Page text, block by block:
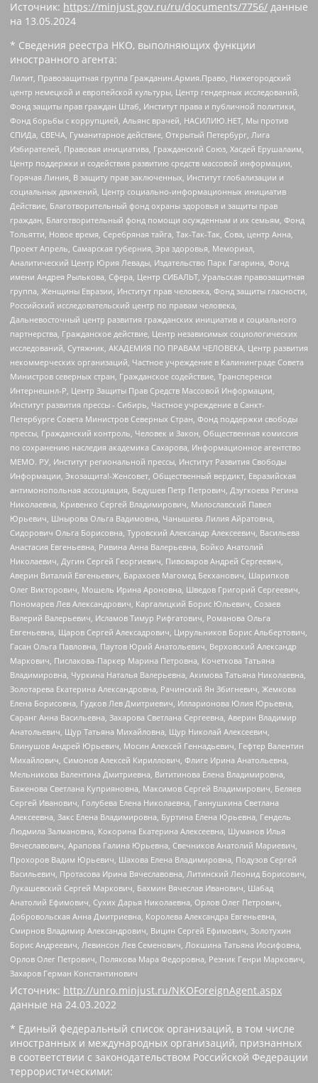
Источник: https://minjust.gov.ru/ru/documents/7756/ данные
на 13.05.2024
* Сведения реестра НКО, выполняющих функции
иностранного агента:
Лилит, Правозащитная группа Гражданин.Армия.Право, Нижегородский
центр немецкой и европейской культуры, Центр гендерных исследований,
Фонд защиты прав граждан Штаб, Институт права и публичной политики,
Фонд борьбы с коррупцией, Альянс врачей, НАСИЛИЮ.НЕТ, Мы против
СПИДа, СВЕЧА, Гуманитарное действие, Открытый Петербург, Лига
Избирателей, Правовая инициатива, Гражданский Союз, Хасдей Ерушалаим,
Центр поддержки и содействия развитию средств массовой информации,
Горячая Линия, В защиту прав заключенных, Институт глобализации и
социальных движений, Центр социально-информационных инициатив
Действие, Благотворительный фонд охраны здоровья и защиты прав
граждан, Благотворительный фонд помощи осужденным и их семьям, Фонд
Тольятти, Новое время, Серебряная тайга, Так-Так-Так, Сова, центр Анна,
Проект Апрель, Самарская губерния, Эра здоровья, Мемориал,
Аналитический Центр Юрия Левады, Издательство Парк Гагарина, Фонд
имени Андрея Рылькова, Сфера, Центр СИБАЛЬТ, Уральская правозащитная
группа, Женщины Евразии, Институт прав человека, Фонд защиты гласности,
Российский исследовательский центр по правам человека,
Дальневосточный центр развития гражданских инициатив и социального
партнерства, Гражданское действие, Центр независимых социологических
исследований, Сутяжник, АКАДЕМИЯ ПО ПРАВАМ ЧЕЛОВЕКА, Центр развития
некоммерческих организаций, Частное учреждение в Калининграде Совета
Министров северных стран, Гражданское содействие, Трансперенси
Интернешнл-Р, Центр Защиты Прав Средств Массовой Информации,
Институт развития прессы - Сибирь, Частное учреждение в Санкт-
Петербурге Совета Министров Северных Стран, Фонд поддержки свободы
прессы, Гражданский контроль, Человек и Закон, Общественная комиссия
по сохранению наследия академика Сахарова, Информационное агентство
МЕМО. РУ, Институт региональной прессы, Институт Развития Свободы
Информации, Экозащита!-Женсовет, Общественный вердикт, Евразийская
антимонопольная ассоциация, Бедушев Петр Петрович, Дзугкоева Регина
Николаевна, Кривенко Сергей Владимирович, Милославский Павел
Юрьевич, Шнырова Ольга Вадимовна, Чанышева Лилия Айратовна,
Сидорович Ольга Борисовна, Туровский Александр Алексеевич, Васильева
Анастасия Евгеньевна, Ривина Анна Валерьевна, Бойко Анатолий
Николаевич, Дугин Сергей Георгиевич, Пивоваров Андрей Сергеевич,
Аверин Виталий Евгеньевич, Барахоев Магомед Бекханович, Шарипков
Олег Викторович, Мошель Ирина Ароновна, Шведов Григорий Сергеевич,
Пономарев Лев Александрович, Каргалицкий Борис Юльевич, Созаев
Валерий Валерьевич, Исламов Тимур Рифгатович, Романова Ольга
Евгеньевна, Щаров Сергей Алексадрович, Цирульников Борис Альбертович,
Гасан Ольга Павловна, Паутов Юрий Анатольевич, Верховский Александр
Маркович, Пислакова-Паркер Марина Петровна, Кочеткова Татьяна
Владимировна, Чуркина Наталья Валерьевна, Акимова Татьяна Николаевна,
Золотарева Екатерина Александровна, Рачинский Ян Збигневич, Жемкова
Елена Борисовна, Гудков Лев Дмитриевич, Илларионова Юлия Юрьевна,
Саранг Анна Васильевна, Захарова Светлана Сергеевна, Аверин Владимир
Анатольевич, Щур Татьяна Михайловна, Щур Николай Алексеевич,
Блинушов Андрей Юрьевич, Мосин Алексей Геннадьевич, Гефтер Валентин
Михайлович, Симонов Алексей Кириллович, Флиге Ирина Анатольевна,
Мельникова Валентина Дмитриевна, Вититинова Елена Владимировна,
Баженова Светлана Куприяновна, Максимов Сергей Владимирович, Беляев
Сергей Иванович, Голубева Елена Николаевна, Ганнушкина Светлана
Алексеевна, Закс Елена Владимировна, Буртина Елена Юрьевна, Гендель
Людмила Залмановна, Кокорина Екатерина Алексеевна, Шуманов Илья
Вячеславович, Арапова Галина Юрьевна, Свечников Анатолий Мариевич,
Прохоров Вадим Юрьевич, Шахова Елена Владимировна, Подузов Сергей
Васильевич, Протасова Ирина Вячеславовна, Литинский Леонид Борисович,
Лукашевский Сергей Маркович, Бахмин Вячеслав Иванович, Шабад
Анатолий Ефимович, Сухих Дарья Николаевна, Орлов Олег Петрович,
Добровольская Анна Дмитриевна, Королева Александра Евгеньевна,
Смирнов Владимир Александрович, Вицин Сергей Ефимович, Золотухин
Борис Андреевич, Левинсон Лев Семенович, Локшина Татьяна Иосифовна,
Орлов Олег Петрович, Полякова Мара Федоровна, Резник Генри Маркович,
Захаров Герман Константинович
Источник: http://unro.minjust.ru/NKOForeignAgent.aspx
данные на 24.03.2022
* Единый федеральный список организаций, в том числе
иностранных и международных организаций, признанных
в соответствии с законодательством Российской Федерации
террористическими: